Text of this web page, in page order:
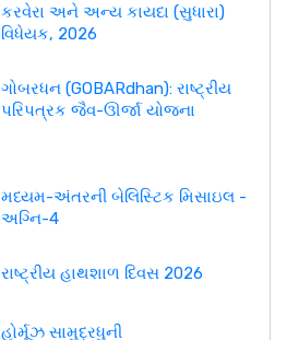
કરવેરા અને અન્ય કાયદા (સુધારા)
વિધેયક, 2026
ગોબરધન (GOBARdhan): રાષ્ટ્રીય
પરિપત્રક જૈવ-ઊર્જા યોજના
મધ્યમ-અંતરની બેલિસ્ટિક મિસાઇલ -
અગ્નિ-4
રાષ્ટ્રીય હાથશાળ દિવસ 2026
હોર્મૂઝ સામુદ્રધુની